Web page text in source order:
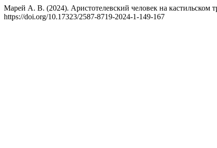
Марей А. В. (2024). Аристотелевский человек на кастильском
https://doi.org/10.17323/2587-8719-2024-1-149-167